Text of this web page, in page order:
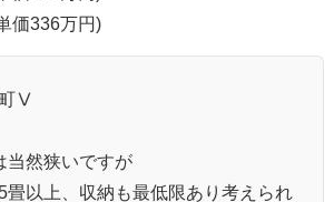
価336万円)
Ⅴ
当然狭いですが
畳以上、収納も最低限あり考えられ